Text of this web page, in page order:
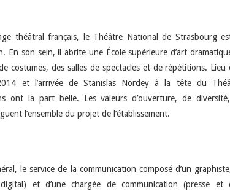
théâtral français, le Théâtre National de Strasbourg
En son sein, il abrite une École supérieure d’art
costumes, des salles de spectacles et de répétitions. Lieu
et l’arrivée de Stanislas Nordey à la tête du
ont la part belle. Les valeurs d’ouverture, de
l’ensemble du projet de l’établissement.
le service de la communication composé d’un
et d’une chargée de communication (presse et